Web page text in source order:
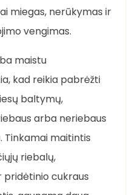
miegas, nerūkymas ir
vengimas.
maistu
kad reikia pabrėžti
baltymų,
arba neriebaus
Tinkamai maitintis
riebalų,
pridėtinio cukraus